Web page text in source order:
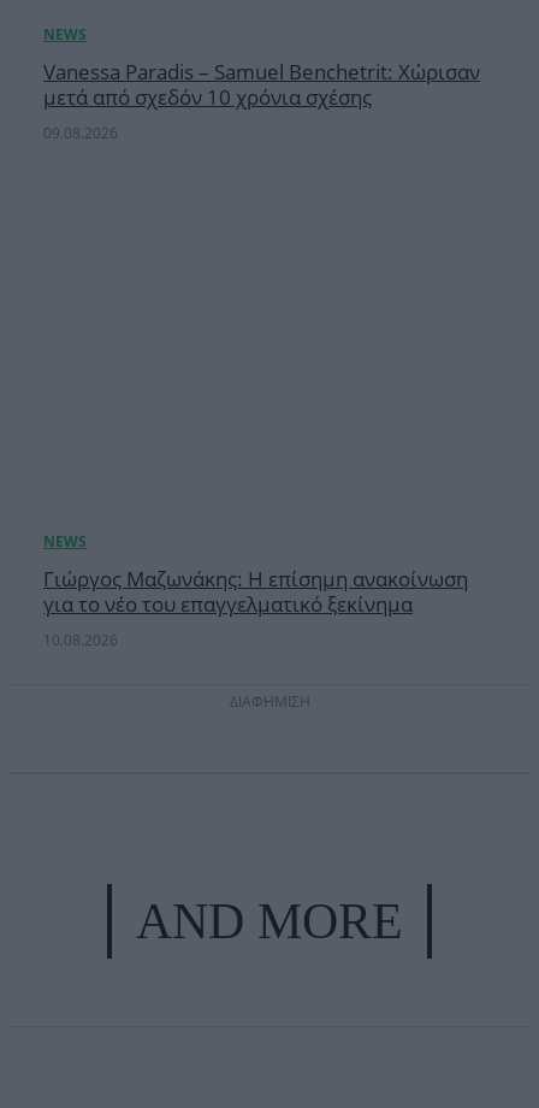
Vanessa Paradis – Samuel Benchetrit: Χώρισαν
μετά από σχεδόν 10 χρόνια σχέσης
09.08.2026
Γιώργος Μαζωνάκης: Η επίσημη ανακοίνωση
για το νέο του επαγγελματικό ξεκίνημα
10.08.2026
ΔΙΑΦΗΜΙΣΗ
AND MORE